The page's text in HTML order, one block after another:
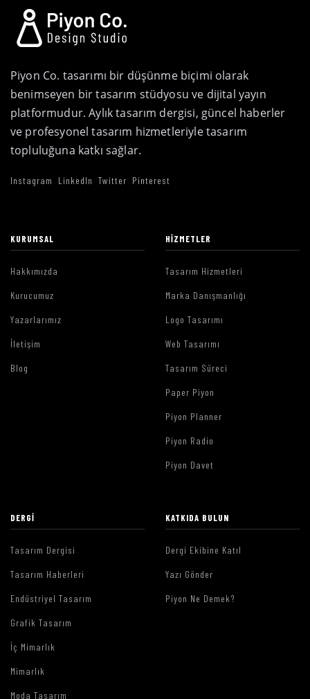
Piyon Co. tasarımı bir düşünme biçimi olarak
benimseyen bir tasarım stüdyosu ve dijital yayın
platformudur. Aylık tasarım dergisi, güncel haberler
ve profesyonel tasarım hizmetleriyle tasarım
topluluğuna katkı sağlar.
Instagram LinkedIn Twitter Pinterest
KURUMSAL
Hakkımızda
Kurucumuz
Yazarlarımız
İletişim
Blog
HIZMETLER
Tasarım Hizmetleri
Marka Danışmanlığı
Logo Tasarımı
Web Tasarımı
Tasarım Süreci
Paper Piyon
Piyon Planner
Piyon Radio
Piyon Davet
DERGI
Tasarım Dergisi
Tasarım Haberleri
Endüstriyel Tasarım
Grafik Tasarım
İç Mimarlık
Mimarlık
Moda Tasarım
KATKIDA BULUN
Dergi Ekibine Katıl
Yazı Gönder
Piyon Ne Demek?